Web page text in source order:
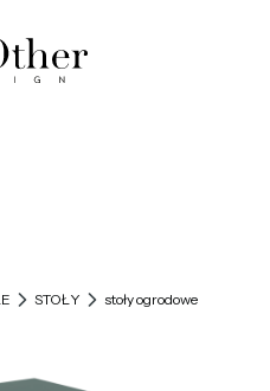
szczegóły
STOŁY stoły ogrodowe